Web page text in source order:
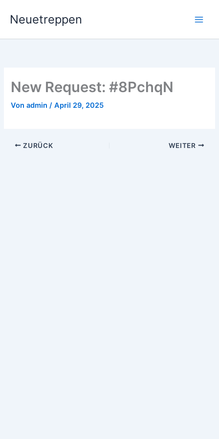
InhaltNeuetreppen
New Request: #8PchqN
Vonadmin/April 29, 2025
ZURÜCK WEITER